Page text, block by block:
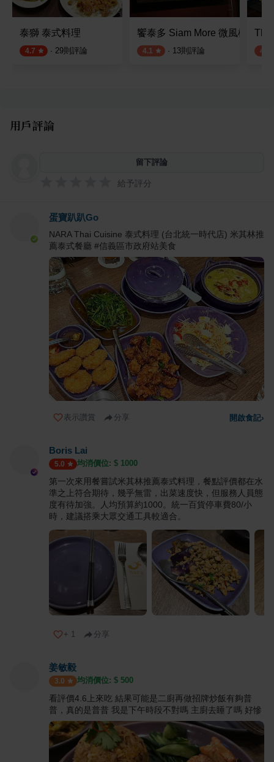
泰獅 泰式料理
4.7 · 29則評論
饗泰多 Siam More 微風松高店
4.1 · 13則評論 4.1
用戶評論
留下評論
給予評分
蛋寶趴趴Go
NARA Thai Cuisine 泰式料理 (台北統一時代店) 米其林推
薦泰式餐廳 #信義區市政府站美食
表示讚賞 分享 開啟食記›
Boris Lai
5.0 均消價位: $ 1000
第一次來用餐嘗試米其林推薦泰式料理，餐點評價都在水
準之上符合期待，幾乎無雷，出菜速度快，但服務人員態
度有待加強。人均預算約1000。統一百貨停車費80/小
時，建議搭乘大眾交通工具較適合。
+ 1 分享
姜敏毅
3.0 均消價位: $ 500
看評價4.6上來吃 結果可能是二廚再做招牌炒飯有夠普
普，真的是普普 我是下午時段不對嗎 主廚去睡了嗎 好慘